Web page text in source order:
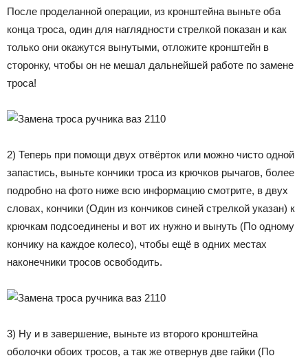
После проделанной операции, из кронштейна выньте оба
конца троса, один для наглядности стрелкой показан и как
только они окажутся вынутыми, отложите кронштейн в
сторонку, чтобы он не мешал дальнейшей работе по замене
троса!
2) Теперь при помощи двух отвёрток или можно чисто одной
запастись, выньте кончики троса из крючков рычагов, более
подробно на фото ниже всю информацию смотрите, в двух
словах, кончики (Один из кончиков синей стрелкой указан) к
крючкам подсоединены и вот их нужно и вынуть (По одному
кончику на каждое колесо), чтобы ещё в одних местах
наконечники тросов освободить.
3) Ну и в завершение, выньте из второго кронштейна
оболочки обоих тросов, а так же отвернув две гайки (По